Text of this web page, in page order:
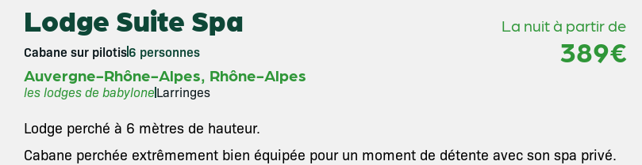
Lodge Suite Spa
Cabane sur pilotis6 personnes
La nuit à partir de
389€
Auvergne-Rhône-Alpes, Rhône-Alpes
les lodges de babyloneLarringes
Lodge perché à 6 mètres de hauteur.
Cabane perchée extrêmement bien équipée pour un moment de détente avec son spa privé.